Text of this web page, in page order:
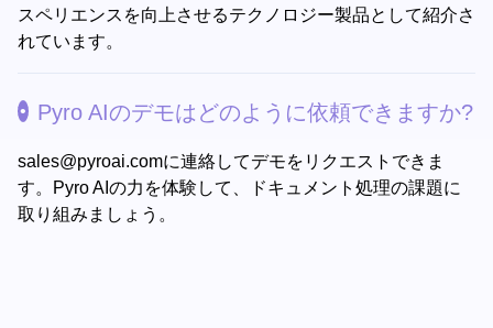
スペリエンスを向上させるテクノロジー製品として紹介さ
れています。
Pyro AIのデモはどのように依頼できますか?
sales@pyroai.comに連絡してデモをリクエストできま
す。Pyro AIの力を体験して、ドキュメント処理の課題に
取り組みましょう。